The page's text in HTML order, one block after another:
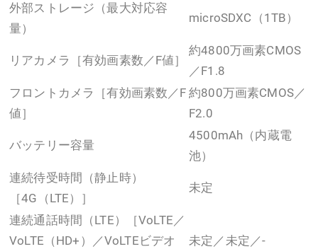
外部ストレージ（最大対応容
量）
microSDXC（1TB）
リアカメラ［有効画素数／F値］
約4800万画素CMOS
／F1.8
フロントカメラ［有効画素数／F
値］
約800万画素CMOS／
F2.0
バッテリー容量
4500mAh（内蔵電
池）
連続待受時間（静止時）
［4G（LTE）］
未定
連続通話時間（LTE）［VoLTE／
VoLTE（HD+）／VoLTEビデオ
未定／未定／-